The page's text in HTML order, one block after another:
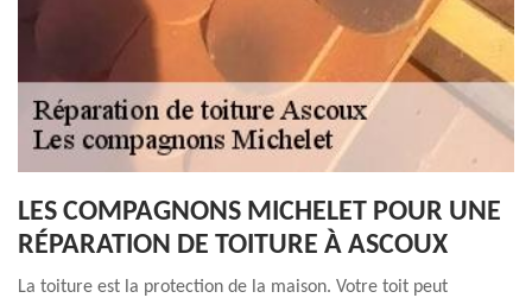
LES COMPAGNONS MICHELET POUR UNE
RÉPARATION DE TOITURE À ASCOUX
La toiture est la protection de la maison. Votre toit peut